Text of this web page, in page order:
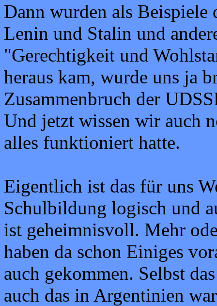
Dann wurden als Beispiele
Lenin und Stalin und
"Gerechtigkeit und
heraus kam, wurde uns ja
Zusammenbruch der
Und jetzt wissen wir auch
alles funktioniert hatte.
Eigentlich ist das für uns
Schulbildung logisch und
ist geheimnisvoll. Mehr
haben da schon Einiges
auch gekommen. Selbst
auch das in Argentinien